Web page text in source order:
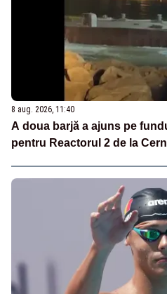
8 aug. 2026, 11:40
A doua barjă a ajuns pe
pentru Reactorul 2 de la